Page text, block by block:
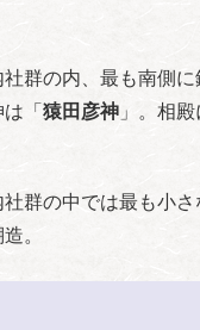
群の内、最も南側
は「猿田彦神 」。相
群の中では最も小
。